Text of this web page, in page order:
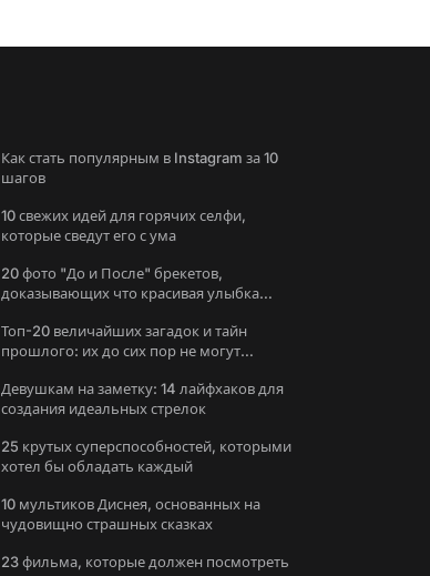
Как стать популярным в Instagram за 10
шагов
10 свежих идей для горячих селфи,
которые сведут его с ума
20 фото "До и После" брекетов,
доказывающих что красивая улыбка
Топ-20 величайших загадок и тайн
прошлого: их до сих пор не могут
Девушкам на заметку: 14 лайфхаков для
создания идеальных стрелок
25 крутых суперспособностей, которыми
хотел бы обладать каждый
10 мультиков Диснея, основанных на
чудовищно страшных сказках
23 фильма, которые должен посмотреть